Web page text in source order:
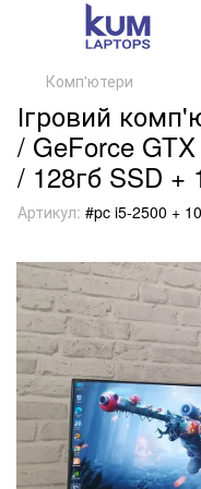
Комп'ютери
Ігровий
/ GeForce
/ 128гб SSD +
Артикул: #pc i5-2500 +